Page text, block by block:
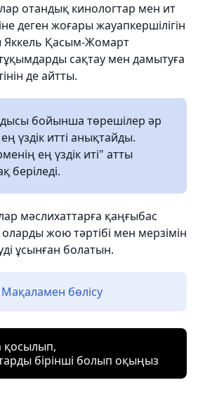
отандық кинологтар мен ит
деген жоғары жауапкершілігін
Яккель Қасым-Жомарт
сақтау мен дамытуға
де айтты.
бойынша төрешілер әр
үздік итті анықтайды.
ең үздік иті" атты
беріледі.
мәслихаттарға қаңғыбас
жою тәртібі мен мерзімін
ұсынған болатын.
Мақаламен бөлісу
қосылып,
бірінші болып оқыңыз